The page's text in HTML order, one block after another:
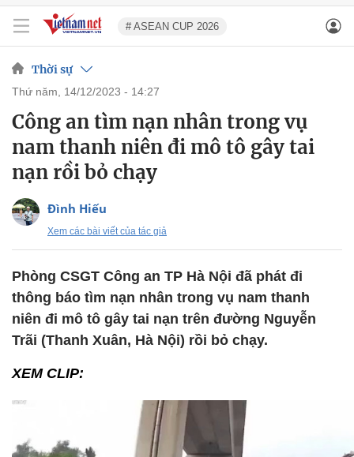
# ASEAN CUP 2026
Thời sự
thứ năm, 14/12/2023 - 14:27
Công an tìm nạn nhân trong vụ
nam thanh niên đi mô tô gây tai
nạn rồi bỏ chạy
Đình Hiếu
Xem các bài viết của tác giả
Phòng CSGT Công an TP Hà Nội đã phát đi
thông báo tìm nạn nhân trong vụ nam thanh
niên đi mô tô gây tai nạn trên đường Nguyễn
Trãi (Thanh Xuân, Hà Nội) rồi bỏ chạy.
XEM CLIP: